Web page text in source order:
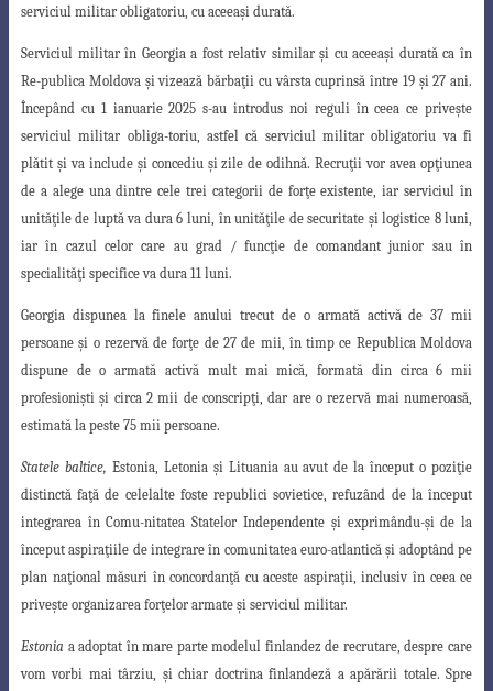
serviciul militar obligatoriu, cu aceeaşi durată.
Serviciul militar în Georgia a fost relativ similarşi cu aceeaşi durată ca în
Re-publica Moldova şi vizează bărbaţii cu vârsta cuprinsă între 19 şi 27 ani.
Începând cu 1 ianuarie 2025 s-au introdus noi reguli în ceea ce priveşte
serviciul militar obliga-toriu, astfel că serviciul militar obligatoriu va fi
plătit şi va include şi concediu şi zilede odihnă. Recruţii vor avea opţiunea
de a alege una dintre cele trei categorii de forţeexistente, iar serviciul în
unităţile de luptă va dura 6 luni, în unităţile de securitate şi logistice 8 luni,
iar în cazul celor care au grad / funcţie de comandant junior sau în
specialităţi specifice va dura 11 luni.
Georgia dispunea la finele anului trecut de o armată activă de 37 mii
persoaneşi o rezervă de forţe de 27 de mii, în timp ce Republica Moldova
dispune de o armată activă mult mai mică, formată din circa 6 mii
profesioniştişi circa 2 mii de conscripţi , dar are o rezervă mai numeroasă,
estimată la peste 75 mii persoane.
Statele baltice, Estonia, Letonia şi Lituania au avut de la început o poziţie
distinctă faţă de celelalte foste republici sovietice, refuzând de la început
integrarea în Comu-nitatea Statelor Independente şi exprimându-şi de la
început aspiraţiile de integrare în comunitatea euro-atlanticăşi adoptând pe
plan naţional măsuri în concordanţă cu aceste aspiraţii, inclusiv în ceea ce
priveşte organizarea forţelor armate şi serviciul militar.
Estonia a adoptat în mare parte modelul finlandez de recrutare, despre care
vom vorbi mai târziu, şi chiar doctrina finlandeză a apărării totale. Spre